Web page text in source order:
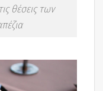
θέσεις των